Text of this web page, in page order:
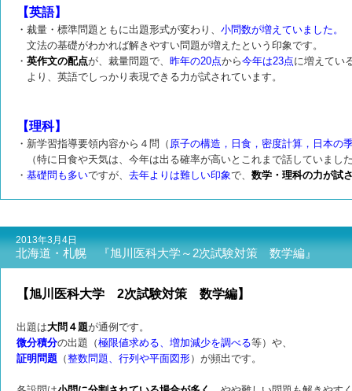
【英語】
・裁量・標準問題ともに出題形式が変わり、 小問数が増えていました。
文法の基礎がわかれば解きやすい問題が増えたという印象です。
・ 英作文の配点が、裁量問題で、 昨年の20点から今年は23点に増えてい
より、英語でしっかり表現できる力が試されています。
【理科】
・新学習指導要領内容から４問（ 原子の構造，日食，密度計算，日本の
（特に日食や天気は、今年は出る確率が高いとこれまで話していまし
・ 基礎問も多いですが、 去年よりは難しい印象で、 数学・理科の力が試
2013年3月4日
北海道・札幌 『旭川医科大学～2次試験対策 数学編』
【旭川医科大学 2次試験対策 数学編】
出題は大問４題が通例です。
微分積分の出題（極限値求める、増加減少を調べる等）や、
証明問題 （整数問題、行列や平面図形）が頻出です。